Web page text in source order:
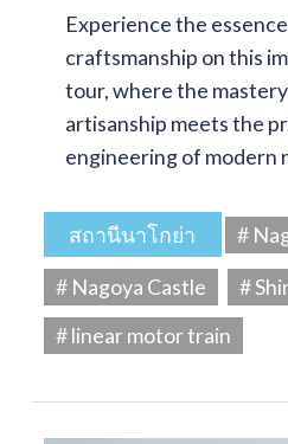
Experience the
craftsmanship on this
tour, where the
artisanship meets the
engineering of modern
สถานีนาโกย่า
#
# Nagoya Castle
#
# linear motor train